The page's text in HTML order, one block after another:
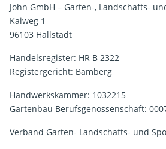
John GmbH – Garten-, Landschafts-
Kaiweg 1
96103 Hallstadt
Handelsregister: HR B 2322
Registergericht: Bamberg
Handwerkskammer: 1032215
Gartenbau Berufsgenossenschaft:
Verband Garten- Landschafts- und